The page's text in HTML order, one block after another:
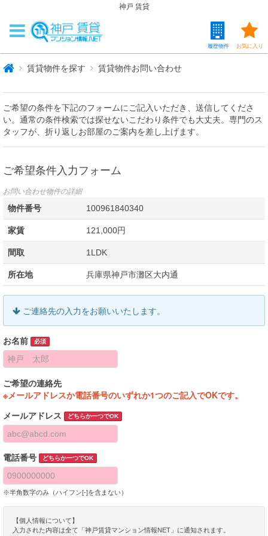
神戸 賃貸
お気に入り
履歴物件
賃貸物件を探す 賃貸物件お問い合わせ
ご希望の条件を下記のフォームにご記入いただき、送信してくださ
い。通常の条件検索では探せないこだわり条件でも大丈夫。専門のス
タッフが、折り返しお部屋のご案内を差し上げます。
ご希望条件入力フォーム
お問い合わせ物件の詳細
物件番号 100961840340
家賃 121,000円
間取 1LDK
所在地 兵庫県神戸市灘区大内通
ご連絡先の入力をお願いいたします。
お名前 必須
ご希望の連絡先
※メールアドレスか電話番号のいずれか1つのご記入でOKです。
メールアドレス どちらか一つでOK
電話番号 どちらか一つでOK
※半角数字のみ（ハイフン[-]を含まない）
【個人情報について】
入力された内容は全て「神戸賃貸マンション情報NET」に通知されます。